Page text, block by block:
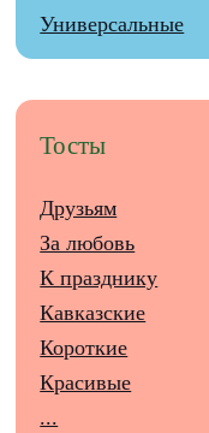
Универсальные
Тосты
Друзьям
За любовь
К празднику
Кавказские
Короткие
Красивые
...